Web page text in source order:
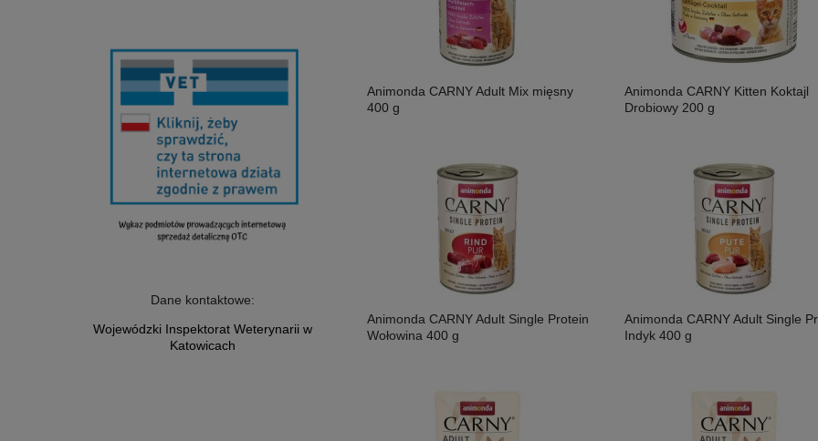
Dane kontaktowe:
Wojewódzki Inspektorat Weterynarii w
Katowicach
Animonda CARNY Adult Mix mięsny
400 g
Animonda CARNY Kitten Koktajl
Drobiowy 200 g
Animonda CARNY Adult Single Protein
Wołowina 400 g
Animonda CARNY Adult Single
Indyk 400 g